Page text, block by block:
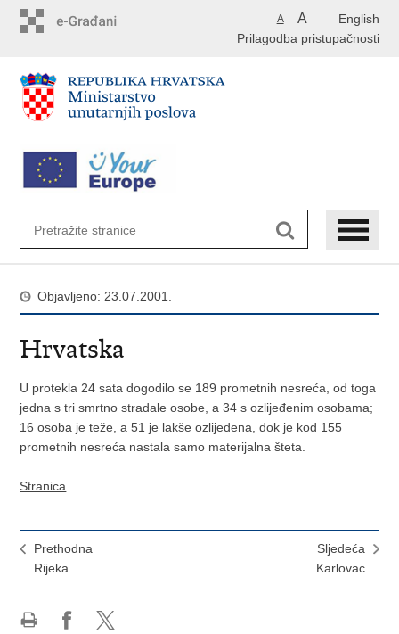
English
A A
Prilagodba pristupačnosti
Objavljeno: 23.07.2001.
Hrvatska
U protekla 24 sata dogodilo se 189 prometnih nesreća, od toga
jedna s tri smrtno stradale osobe, a 34 s ozlijeđenim osobama;
16 osoba je teže, a 51 je lakše ozlijeđena, dok je kod 155
prometnih nesreća nastala samo materijalna šteta.
Stranica
Prethodna
Rijeka
Sljedeća
Karlovac